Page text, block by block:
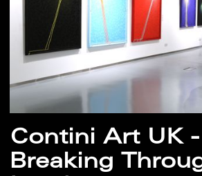
Contini Art UK -
Breaking